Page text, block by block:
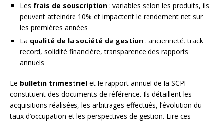
Les frais de souscription : variables selon les produits, ils
peuvent atteindre 10% et impactent le rendement net sur
les premières années
La qualité de la société de gestion : ancienneté, track
record, solidité financière, transparence des rapports
annuels
Le bulletin trimestriel et le rapport annuel de la SCPI
constituent des documents de référence. Ils détaillent les
acquisitions réalisées, les arbitrages effectués, l’évolution du
taux d’occupation et les perspectives de gestion. Lire ces